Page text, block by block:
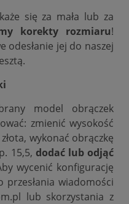
się za mała lub za
korekty rozmiaru!
odesłanie jej do naszej
model obrączek
zmienić wysokość
wykonać obrączkę
15,5, dodać lub odjąć
wycenić konfigurację
przesłania wiadomości
lub skorzystania z